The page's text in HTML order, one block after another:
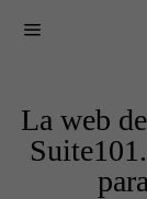
La web